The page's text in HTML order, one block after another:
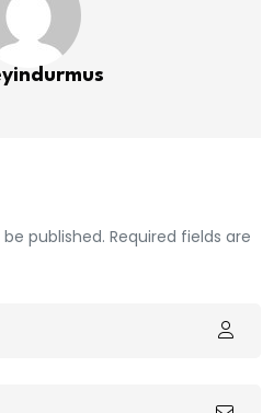
published. Required fields are